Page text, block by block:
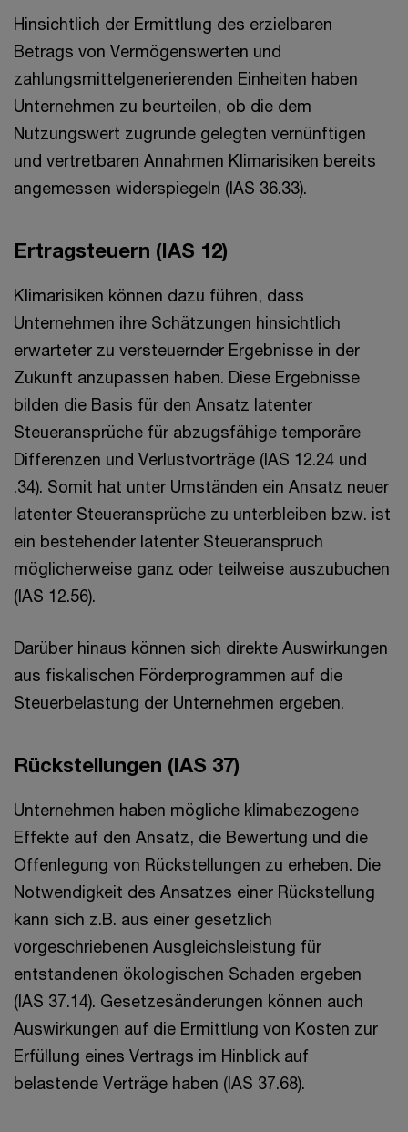
Hinsichtlich der Ermittlung des erzielbaren
Betrags von Vermögenswerten und
zahlungsmittelgenerierenden Einheiten haben
Unternehmen zu beurteilen, ob die dem
Nutzungswert zugrunde gelegten vernünftigen
und vertretbaren Annahmen Klimarisiken bereits
angemessen widerspiegeln (IAS 36.33).
Ertragsteuern (IAS 12)
Klimarisiken können dazu führen, dass
Unternehmen ihre Schätzungen hinsichtlich
erwarteter zu versteuernder Ergebnisse in der
Zukunft anzupassen haben. Diese Ergebnisse
bilden die Basis für den Ansatz latenter
Steueransprüche für abzugsfähige temporäre
Differenzen und Verlustvorträge (IAS 12.24 und
.34). Somit hat unter Umständen ein Ansatz neuer
latenter Steueransprüche zu unterbleiben bzw. ist
ein bestehender latenter Steueranspruch
möglicherweise ganz oder teilweise auszubuchen
(IAS 12.56).
Darüber hinaus können sich direkte Auswirkungen
aus fiskalischen Förderprogrammen auf die
Steuerbelastung der Unternehmen ergeben.
Rückstellungen (IAS 37)
Unternehmen haben mögliche klimabezogene
Effekte auf den Ansatz, die Bewertung und die
Offenlegung von Rückstellungen zu erheben. Die
Notwendigkeit des Ansatzes einer Rückstellung
kann sich z.B. aus einer gesetzlich
vorgeschriebenen Ausgleichsleistung für
entstandenen ökologischen Schaden ergeben
(IAS 37.14). Gesetzesänderungen können auch
Auswirkungen auf die Ermittlung von Kosten zur
Erfüllung eines Vertrags im Hinblick auf
belastende Verträge haben (IAS 37.68).